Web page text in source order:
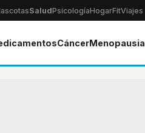
SaludPsicologíaHogarFitViajes
CáncerMenopausia